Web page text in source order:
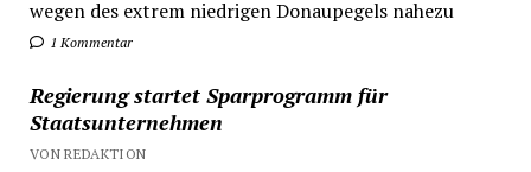
wegen des extrem niedrigen Donaupegels nahezu
1 Kommentar
Regierung startet Sparprogramm für
Staatsunternehmen
VON REDAKTION